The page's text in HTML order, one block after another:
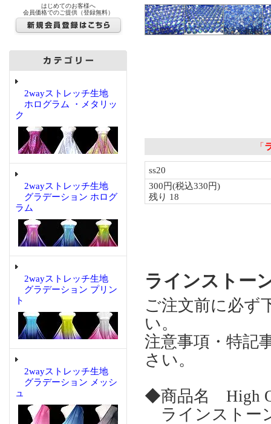
はじめてのお客様へ
会員価格でのご提供（登録無料）
2wayストレッチ生地
ホログラム ・メタリッ
ク
2wayストレッチ生地
グラデーション ホログ
ラム
2wayストレッチ生地
グラデーション プリン
ト
2wayストレッチ生地
グラデーション メッシ
ュ
ラインストー
ご注文前に必ず
い。
注意事項・特記
さい。
◆商品名 High
ラインストー